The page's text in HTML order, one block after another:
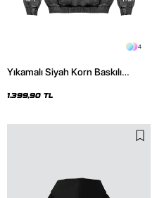
4
Yıkamalı Siyah Korn Baskılı
1.399,90 TL